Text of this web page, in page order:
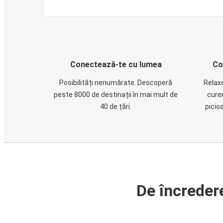
Conectează-te cu lumea
Posibilități nenumărate. Descoperă
peste 8000 de destinații în mai mult de
40 de țări.
De